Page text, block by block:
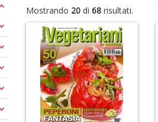
Mostrando 20di 68risultati.